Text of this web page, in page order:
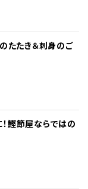
たたき＆刺身のご
鰹節屋ならではの